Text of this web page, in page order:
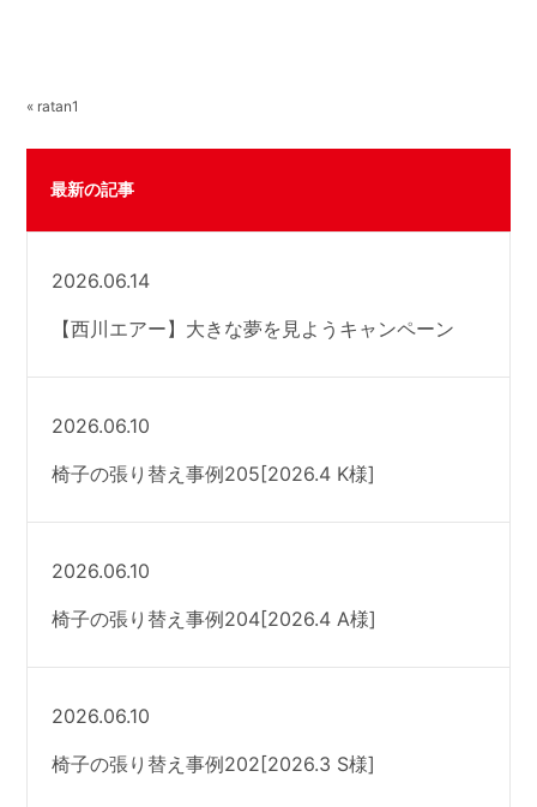
« ratan1
最新の記事
2026.06.14
【西川エアー】大きな夢を見ようキャンペーン
2026.06.10
椅子の張り替え事例205[2026.4 K様]
2026.06.10
椅子の張り替え事例204[2026.4 A様]
2026.06.10
椅子の張り替え事例202[2026.3 S様]